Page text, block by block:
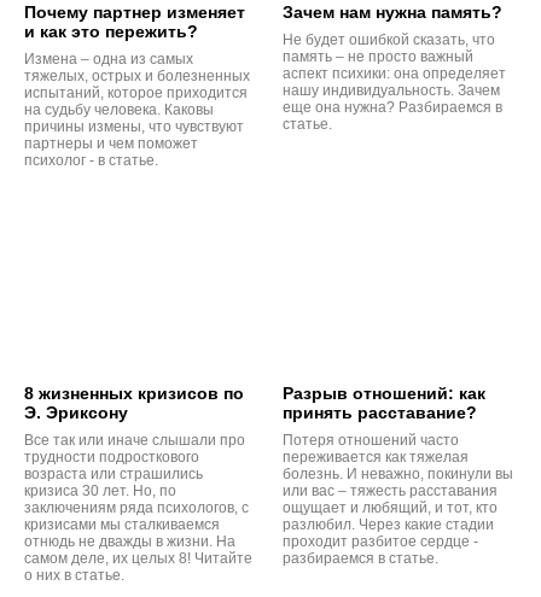
Почему партнер изменяет
и как это пережить?
Измена – одна из самых
тяжелых, острых и болезненных
испытаний, которое приходится
на судьбу человека. Каковы
причины измены, что чувствуют
партнеры и чем поможет
психолог - в статье.
Зачем нам нужна память?
Не будет ошибкой сказать, что
память – не просто важный
аспект психики: она определяет
нашу индивидуальность. Зачем
еще она нужна? Разбираемся в
статье.
8 жизненных кризисов по
Э. Эриксону
Все так или иначе слышали про
трудности подросткового
возраста или страшились
кризиса 30 лет. Но, по
заключениям ряда психологов, с
кризисами мы сталкиваемся
отнюдь не дважды в жизни. На
самом деле, их целых 8! Читайте
о них в статье.
Разрыв отношений: как
принять расставание?
Потеря отношений часто
переживается как тяжелая
болезнь. И неважно, покинули вы
или вас – тяжесть расставания
ощущает и любящий, и тот, кто
разлюбил. Через какие стадии
проходит разбитое сердце -
разбираемся в статье.